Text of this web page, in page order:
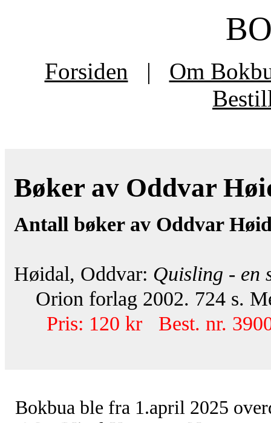
Forsiden |
Om
Bøker av Oddvar
Antall bøker av Oddvar
Høidal, Oddvar: Quisling - en
Orion forlag 2002. 724 s.
Pris: 120 kr Best. nr.
Bokbua ble fra 1.april 2025